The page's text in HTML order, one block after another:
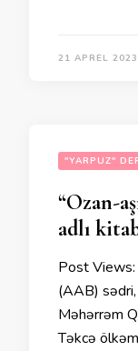
21 APREL 2023
"YARPUZ"
“Ozan-
adlı
Post Views:
(AAB)
Məhərrəm
Təkcə